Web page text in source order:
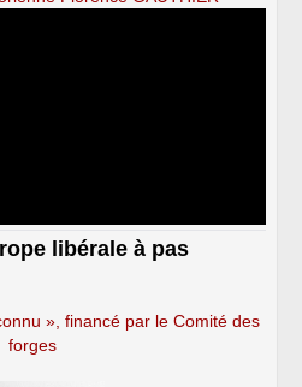
libérale à pas
», financé par le Comité des
forges